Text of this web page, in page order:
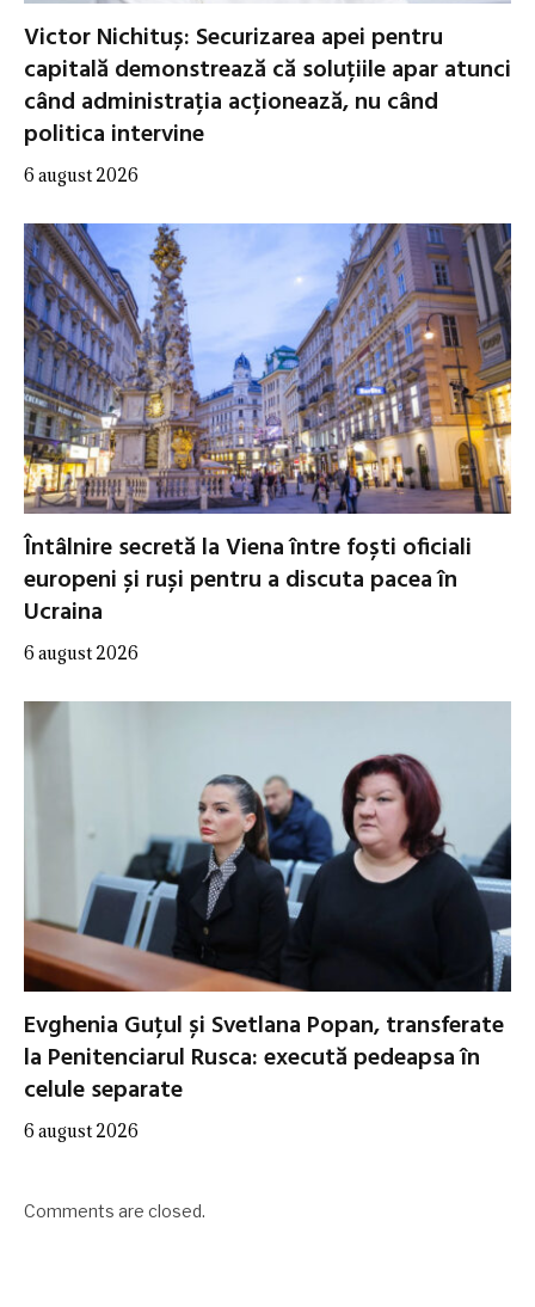
Victor Nichituș: Securizarea apei pentru
capitală demonstrează că soluțiile apar atunci
când administrația acționează, nu când
politica intervine
6 august 2026
Întâlnire secretă la Viena între foști oficiali
europeni și ruși pentru a discuta pacea în
Ucraina
6 august 2026
Evghenia Guțul și Svetlana Popan, transferate
la Penitenciarul Rusca: execută pedeapsa în
celule separate
6 august 2026
Comments are closed.